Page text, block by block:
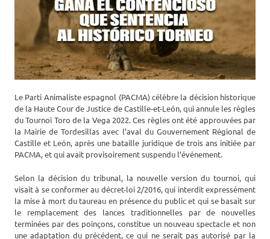
Le Parti Animaliste espagnol (PACMA) célèbre la décision historique
de la Haute Cour de Justice de Castille-et-León, qui annule les règles
du Tournoi Toro de la Vega 2022. Ces règles ont été approuvées par
la Mairie de Tordesillas avec l’aval du Gouvernement Régional de
Castille et León, après une bataille juridique de trois ans initiée par
PACMA, et qui avait provisoirement suspendu l’événement.
Selon la décision du tribunal, la nouvelle version du tournoi, qui
visait à se conformer au décret-loi 2/2016, qui interdit expressément
la mise à mort du taureau en présence du public et qui se basait sur
le remplacement des lances traditionnelles par de nouvelles
terminées par des poinçons, constitue un nouveau spectacle et non
une adaptation du précédent, ce qui ne serait pas autorisé par la